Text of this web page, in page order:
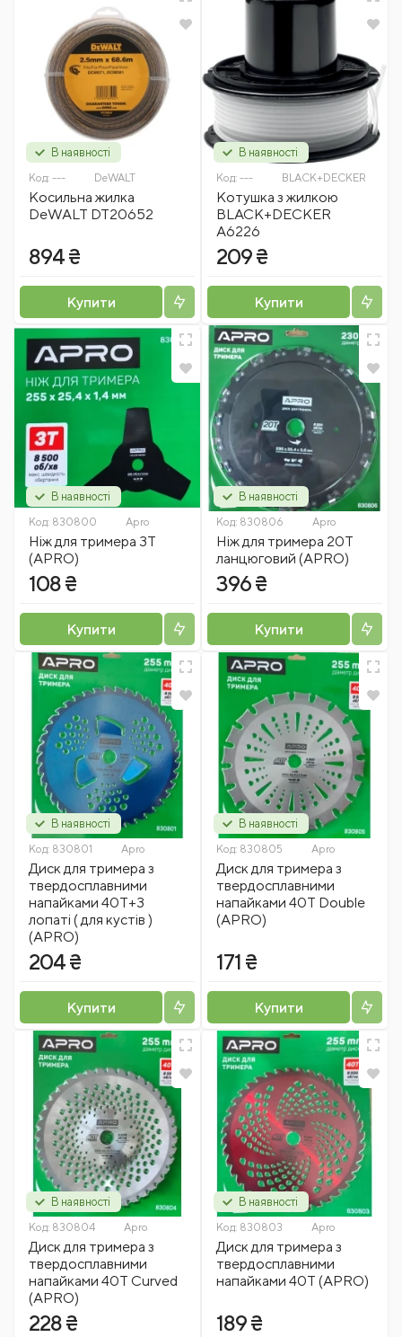
В наявності
Код: --- DeWALT
Косильна жилка
DeWALT DT20652
894 ₴
Купити
В наявності
Код: --- BLACK+DECKER
Котушка з жилкою
BLACK+DECKER
A6226
209 ₴
Купити
В наявності
Код: 830800 Apro
Ніж для тримера 3Т
(APRO)
108 ₴
Купити
В наявності
Код: 830806 Apro
Ніж для тримера 20Т
ланцюговий (APRO)
396 ₴
Купити
В наявності
Код: 830801 Apro
Диск для тримера з
твердосплавними
напайками 40Т+3
лопаті ( для кустів )
(APRO)
204 ₴
Купити
В наявності
Код: 830805 Apro
Диск для тримера з
твердосплавними
напайками 40Т Double
(APRO)
171 ₴
Купити
В наявності
Код: 830804 Apro
Диск для тримера з
твердосплавними
напайками 40Т Curved
(APRO)
228 ₴
В наявності
Код: 830803 Apro
Диск для тримера з
твердосплавними
напайками 40Т (APRO)
189 ₴